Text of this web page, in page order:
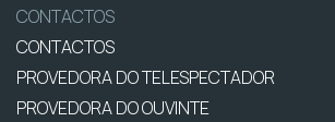
CONTACTOS
CONTACTOS
PROVEDORA DO TELESPECTADOR
PROVEDORA DO OUVINTE